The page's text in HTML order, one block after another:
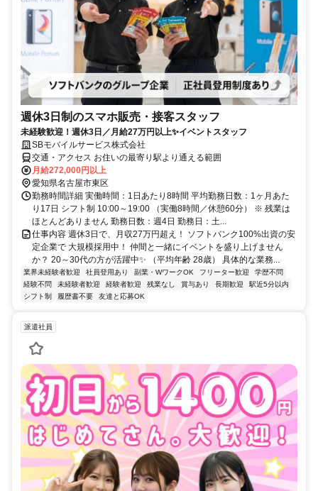
週休3日制のスマホ販売・接客スタッフ
未経験歓迎！週休3日／月給27万円以上✨イベントスタッフ
SBモバイルサービス株式会社
交通・アクセス お住いの最寄り駅より通える範囲
月給272,000円以上
愛知県名古屋市東区
勤務時間詳細 実働時間：1日あたり8時間 平均勤務日数：1ヶ月あた
り17日 シフト制 10:00～19:00 （実働8時間／休憩60分） ※ 残業は
ほとんどありません 勤務日数：週4日 勤務日：土...
仕事内容 週休3日で、月収27万円超え！ ソフトバンク100%出資の安
定企業で 大規模採用中！ 仲間と一緒にイベントを盛り上げません
か？ 20～30代の方が活躍中✨ （平均年齢 28歳） 具体的な業務...
業界未経験者歓迎 社員登用あり 副業・WワークOK フリーター歓迎
学歴不問
経験不問
未経験者歓迎 経験者歓迎 残業なし 賞与あり 長期歓迎
駅近5分以内
シフト制
履歴書不要 友達と応募OK
派遣社員